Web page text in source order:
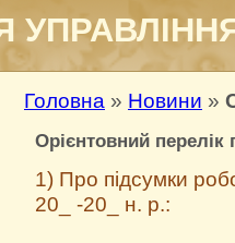
Головна » Новини »
Орієнтовний перелік
1) Про підсумки
20_ -20_ н. р.: